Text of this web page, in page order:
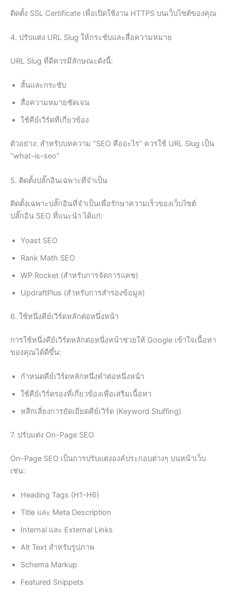
ติดตั้ง SSL Certificate เพื่อเปิดใช้งาน HTTPS บนเว็บไซต์ของคุณ
4. ปรับแต่ง URL Slug ให้กระชับและสื่อความหมาย
URL Slug ที่ดีควรมีลักษณะดังนี้:
สั้นและกระชับ
สื่อความหมายชัดเจน
ใช้คีย์เวิร์ดที่เกี่ยวข้อง
ตัวอย่าง: สำหรับบทความ “SEO คืออะไร” ควรใช้ URL Slug เป็น
“what-is-seo”
5. ติดตั้งปลั๊กอินเฉพาะที่จำเป็น
ติดตั้งเฉพาะปลั๊กอินที่จำเป็นเพื่อรักษาความเร็วของเว็บไซต์
ปลั๊กอิน SEO ที่แนะนำ ได้แก่:
Yoast SEO
Rank Math SEO
WP Rocket (สำหรับการจัดการแคช)
UpdraftPlus (สำหรับการสำรองข้อมูล)
6. ใช้หนึ่งคีย์เวิร์ดหลักต่อหนึ่งหน้า
การใช้หนึ่งคีย์เวิร์ดหลักต่อหนึ่งหน้าช่วยให้ Google เข้าใจเนื้อหา
ของคุณได้ดีขึ้น:
กำหนดคีย์เวิร์ดหลักหนึ่งคำต่อหนึ่งหน้า
ใช้คีย์เวิร์ดรองที่เกี่ยวข้องเพื่อเสริมเนื้อหา
หลีกเลี่ยงการยัดเยียดคีย์เวิร์ด (Keyword Stuffing)
7. ปรับแต่ง On-Page SEO
On-Page SEO เป็นการปรับแต่งองค์ประกอบต่างๆ บนหน้าเว็บ
เช่น:
Heading Tags (H1-H6)
Title และ Meta Description
Internal และ External Links
Alt Text สำหรับรูปภาพ
Schema Markup
Featured Snippets